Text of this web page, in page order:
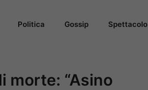
Politica Gossip Spettacolo
morte: “Asino